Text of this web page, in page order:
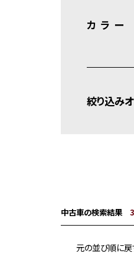
カ ラ ー
絞り込み
中古車の検索結果
元の並び順に戻